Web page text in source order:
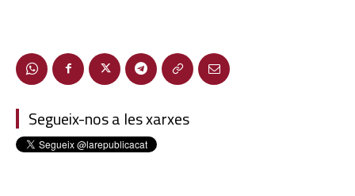
Segueix-nos a les xarxes